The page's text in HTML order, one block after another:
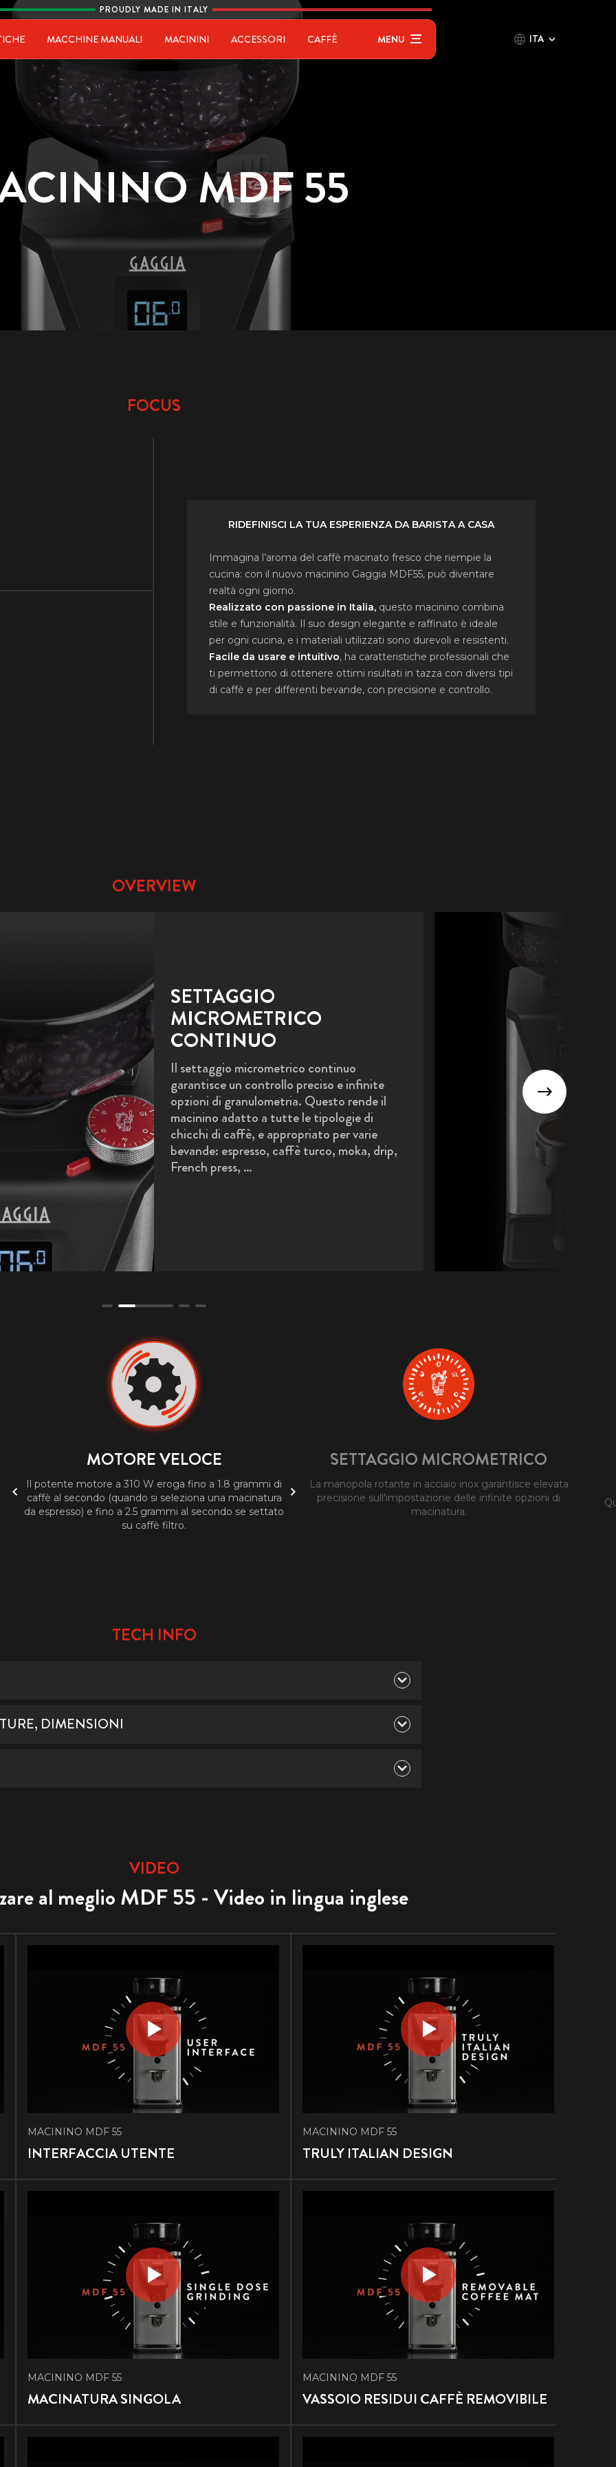
PROUDLY MADE IN ITALY
ITA
MACCHINE MANUALI MACININI ACCESSORI CAFFÉ MENU
MDF 55
FOCUS
RIDEFINISCI LA TUA ESPERIENZA DA BARISTA A CASA
Immagina l’aroma del caffè macinato fresco che riempie la
cucina: con il nuovo macinino Gaggia MDF55, può diventare
realtà ogni giorno.
Realizzato con passione in Italia, questo macinino combina
stile e funzionalità. Il suo design elegante e raffinato è ideale
per ogni cucina, e i materiali utilizzati sono durevoli e resistenti.
Facile da usare e intuitivo, ha caratteristiche professionali che
ti permettono di ottenere ottimi risultati in tazza con diversi tipi
di caffè e per differenti bevande, con precisione e controllo.
OVERVIEW
SETTAGGIO
MICROMETRICO
CONTINUO
Il settaggio micrometrico continuo
garantisce un controllo preciso e infinite
opzioni di granulometria. Questo rende il
macinino adatto a tutte le tipologie di
chicchi di caffè, e appropriato per varie
bevande: espresso, caffè turco, moka, drip,
French press, …
MOTORE VELOCE
Il potente motore a 310 W eroga fino a 1.8 grammi di
caffè al secondo (quando si seleziona una macinatura
da espresso) e fino a 2.5 grammi al secondo se settato
su caffè filtro.
SETTAGGIO MICROMETRICO
La manopola rotante in acciaio inox garantisce elevata
precisione sull'impostazione delle infinite opzioni di
macinatura.
TECH INFO
DIMENSIONI
VIDEO
al meglio MDF 55 - Video in lingua inglese
MACININO MDF 55
INTERFACCIA UTENTE
MACININO MDF 55
TRULY ITALIAN DESIGN
MACININO MDF 55
MACINATURA SINGOLA
MACININO MDF 55
VASSOIO RESIDUI CAFFÈ REMOVIBILE